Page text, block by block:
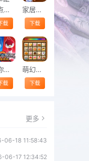
一点三国官方版
载
家居设计师2免费版
下载
迷你特工队英雄拯救游戏
载
萌幻消除游戏
下载
更多
06-18 11:58:43
06-17 12:34:52